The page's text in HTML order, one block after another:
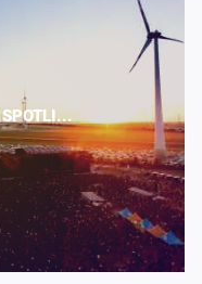
SPOTLI...